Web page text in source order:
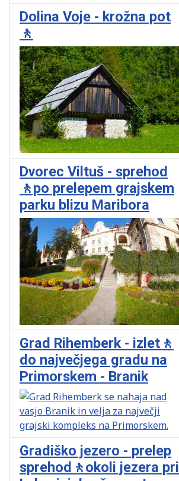
Dolina Voje - krožna pot
🚶
Dvorec Viltuš - sprehod
🚶po prelepem grajskem
parku blizu Maribora
Grad Rihemberk - izlet🚶
do največjega gradu na
Primorskem - Branik
Gradiško jezero - prelep
sprehod🚶okoli jezera pri